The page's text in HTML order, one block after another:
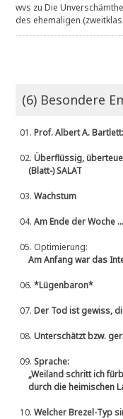
wvs zuDie
des ehemaligen
(6) Besondere
01.Prof. Albert A.
02.Überflüssig,
(Blatt-) SALAT
03.Wachstum
04.Am Ende der Woche
05. Optimierung:
Am Anfang war das
06.*Lügenbaron*
07.Der Tod ist gewiss,
08.Unterschätzt bzw.
09.Sprache:
„Weiland schritt ich
durch die heimischen
10.Welcher Brezel-Typ